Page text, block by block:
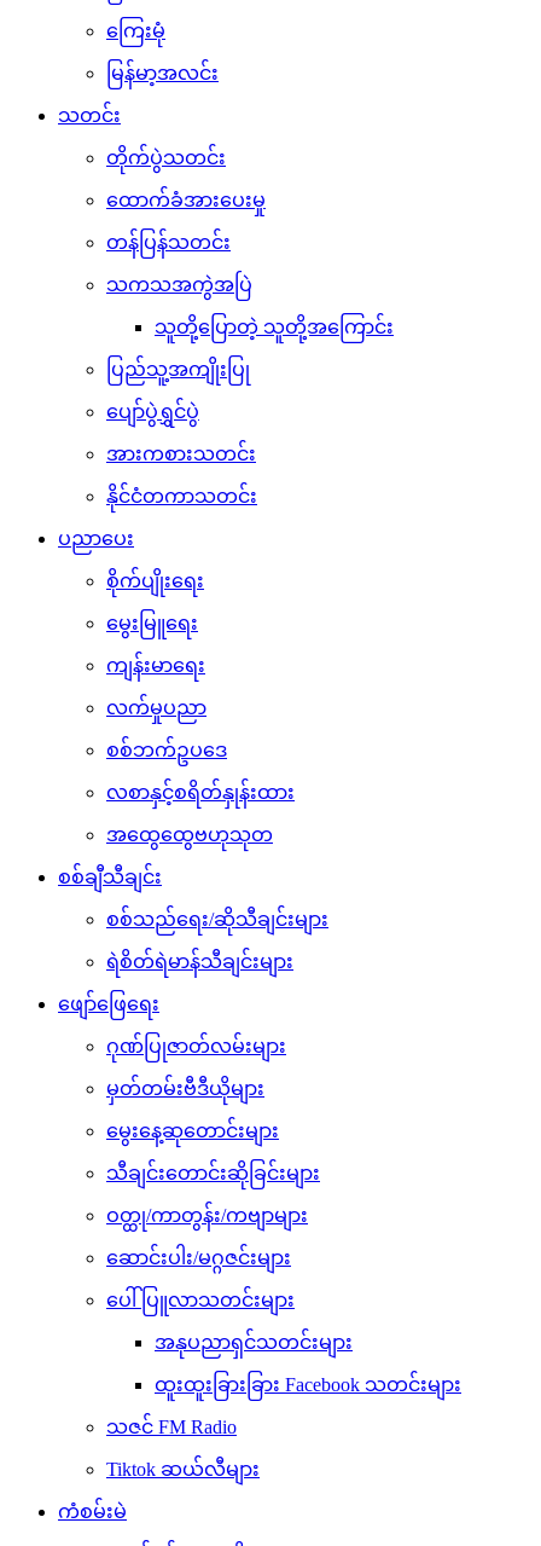
ကြေးမုံ
မြန်မာ့အလင်း
သတင်း
တိုက်ပွဲသတင်း
ထောက်ခံအားပေးမှု
တန်ပြန်သတင်း
သကသအကွဲအပြဲ
သူတို့ပြောတဲ့ သူတို့အကြောင်း
ပြည်သူ့အကျိုးပြု
ပျော်ပွဲရွှင်ပွဲ
အားကစားသတင်း
နိုင်ငံတကာသတင်း
ပညာပေး
စိုက်ပျိုးရေး
မွေးမြူရေး
ကျန်းမာရေး
လက်မှုပညာ
စစ်ဘက်ဥပဒေ
လစာနှင့်စရိတ်နှုန်းထား
အထွေထွေဗဟုသုတ
စစ်ချီသီချင်း
စစ်သည်ရေး/ဆိုသီချင်းများ
ရဲစိတ်ရဲမာန်သီချင်းများ
ဖျော်ဖြေရေး
ဂုဏ်ပြုဇာတ်လမ်းများ
မှတ်တမ်းဗီဒီယိုများ
မွေးနေ့ဆုတောင်းများ
သီချင်းတောင်းဆိုခြင်းများ
ဝတ္ထု/ကာတွန်း/ကဗျာများ
ဆောင်းပါး/မဂ္ဂဇင်းများ
ပေါ်ပြူလာသတင်းများ
အနုပညာရှင်သတင်းများ
ထူးထူးခြားခြား Facebook သတင်းများ
သဇင် FM Radio
Tiktok ဆယ်လီများ
ကံစမ်းမဲ